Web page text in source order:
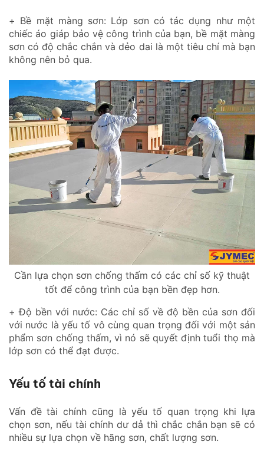
+ Bề mặt màng sơn: Lớp sơn có tác dụng như một
chiếc áo giáp bảo vệ công trình của bạn, bề mặt màng
sơn có độ chắc chắn và dẻo dai là một tiêu chí mà bạn
không nên bỏ qua.
Cần lựa chọn sơn chống thấm có các chỉ số kỹ thuật
tốt để công trình của bạn bền đẹp hơn.
+ Độ bền với nước: Các chỉ số về độ bền của sơn đối
với nước là yếu tố vô cùng quan trọng đối với một sản
phẩm sơn chống thấm, vì nó sẽ quyết định tuổi thọ mà
lớp sơn có thể đạt được.
Yếu tố tài chính
Vấn đề tài chính cũng là yếu tố quan trọng khi lựa
chọn sơn, nếu tài chính dư dả thì chắc chắn bạn sẽ có
nhiều sự lựa chọn về hãng sơn, chất lượng sơn.